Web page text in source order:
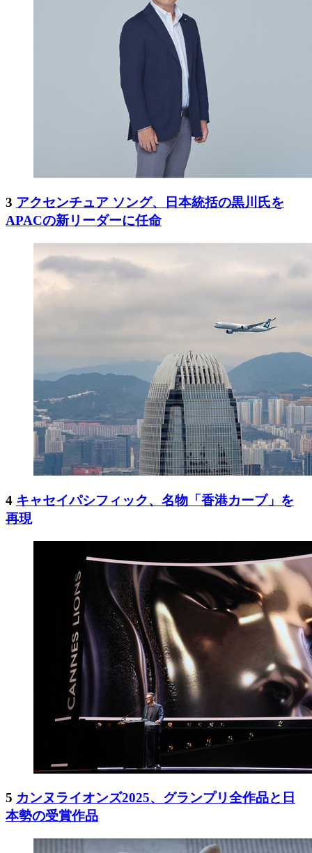
3 アクセンチュア ソング、日本統括の黒川氏を
APACの新リーダーに任命
4 キャセイパシフィック、名物「香港カーブ」を
再現
5 カンヌライオンズ2025、グランプリ全作品と日
本勢の受賞作品